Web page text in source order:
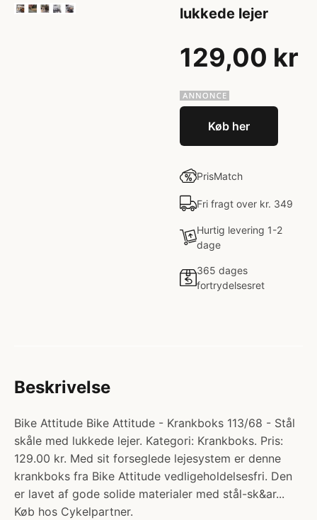
lukkede lejer
129,00 kr
Køb her
PrisMatch
Fri fragt over kr. 349
Hurtig levering 1-2
dage
365 dages
fortrydelsesret
Beskrivelse
Bike Attitude Bike Attitude - Krankboks 113/68 - Stål
skåle med lukkede lejer. Kategori: Krankboks. Pris:
129.00 kr. Med sit forseglede lejesystem er denne
krankboks fra Bike Attitude vedligeholdelsesfri. Den
er lavet af gode solide materialer med stål-sk&ar...
Køb hos Cykelpartner.